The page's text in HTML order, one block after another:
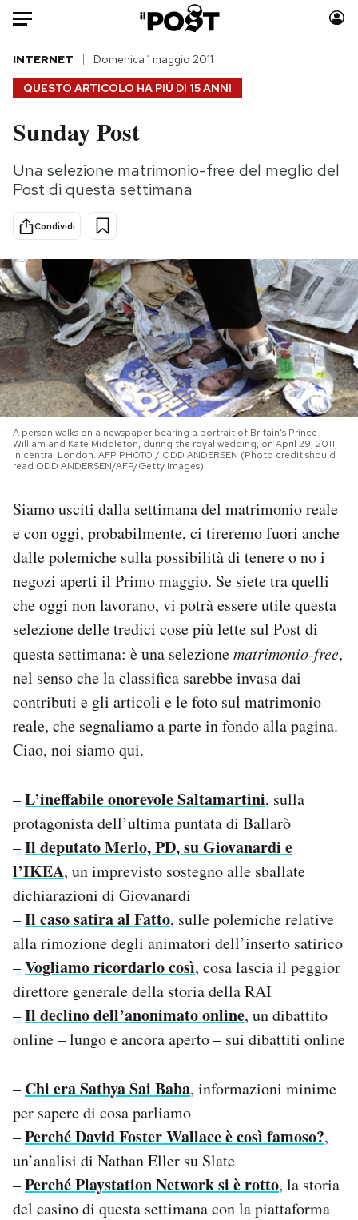
Auto
HOME
Italia
Politica
Tecnologia
Internet
Economia
Sport
Consumismi
Altrecose
Mondiali calcio 2026
PODCAST
NEWSLETTER
SHOP
CALENDARIO
AREA PERSONALE
Area Personale
Newsletter
Notifiche mobile
Regala il Post
Esci
QUESTO ARTICOLO HA PIÙ DI 15 ANNI
INTERNET Domenica 1 maggio 2011
Sunday Post
Una selezione matrimonio-free del meglio del
Post di questa settimana
Condividi
A person walks on a newspaper bearing a portrait of Britain's Prince
William and Kate Middleton, during the royal wedding, on April 29, 2011,
in central London. AFP PHOTO / ODD ANDERSEN (Photo credit should
read ODD ANDERSEN/AFP/Getty Images)
Siamo usciti dalla settimana del matrimonio reale
e con oggi, probabilmente, ci tireremo fuori anche
dalle polemiche sulla possibilità di tenere o no i
negozi aperti il Primo maggio. Se siete tra quelli
che oggi non lavorano, vi potrà essere utile questa
selezione delle tredici cose più lette sul Post di
questa settimana: è una selezionematrimonio-free,
nel senso che la classifica sarebbe invasa dai
contributi e gli articoli e le foto sul matrimonio
reale, che segnaliamo a parte in fondo alla pagina.
Ciao, noi siamo qui.
–L’ineffabile onorevole Saltamartini, sulla
protagonista dell’ultima puntata di Ballarò
–Il deputato Merlo, PD, su Giovanardi e
l’IKEA, un imprevisto sostegno alle sballate
dichiarazioni di Giovanardi
–Il caso satira al Fatto, sulle polemiche relative
alla rimozione degli animatori dell’inserto satirico
–Vogliamo ricordarlo così, cosa lascia il peggior
direttore generale della storia della RAI
–Il declino dell’anonimato online, un dibattito
online – lungo e ancora aperto – sui dibattiti online
– Chi era Sathya Sai Baba, informazioni minime
per sapere di cosa parliamo
–Perché David Foster Wallace è così famoso?,
un’analisi di Nathan Eller su Slate
–Perché Playstation Network si è rotto, la storia
del casino di questa settimana con la piattaforma